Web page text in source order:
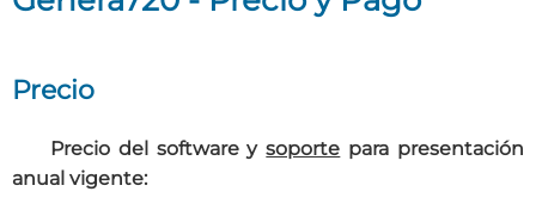
Precio
Precio del software ysoporte para presentación
anual vigente: